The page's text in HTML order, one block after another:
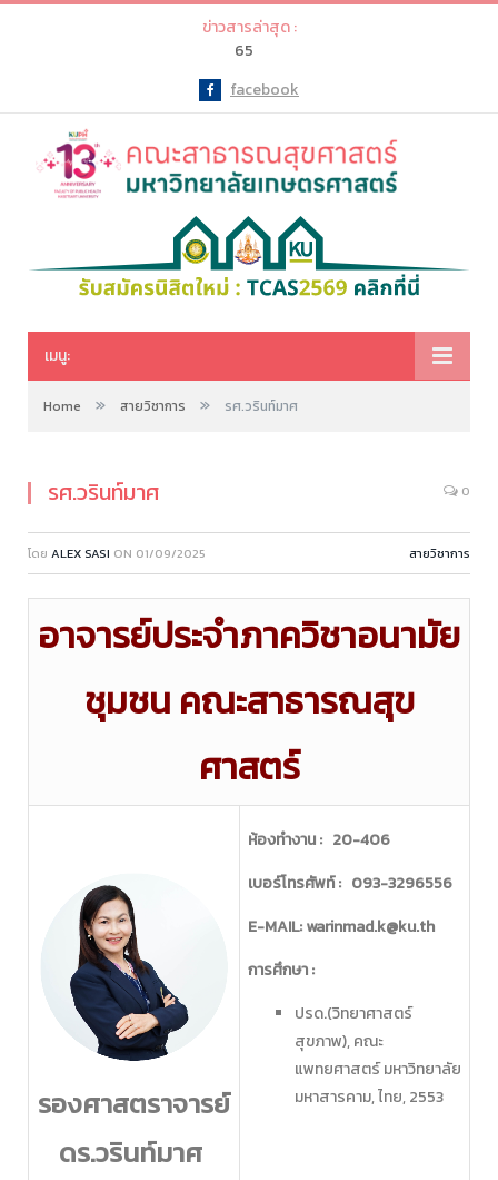
ข่าวสารล่าสุด :
65
Facebook
facebook
เมนู:
Home » สายวิชาการ » รศ.วรินท์มาศ
รศ.วรินท์มาศ 0
โดย ALEX SASI ON 01/09/2025 สายวิชาการ
อาจารย์ประจำภาควิชาอนามัย
ชุมชน คณะสาธารณสุข
ศาสตร์
รองศาสตราจารย์
ดร.วรินท์มาศ
ห้องทำงาน : 20-406
เบอร์โทรศัพท์ : 093-3296556
E-MAIL: warinmad.k@ku.th
การศึกษา :
ปรด.(วิทยาศาสตร์
สุขภาพ), คณะ
แพทยศาสตร์ มหาวิทยาลัย
มหาสารคาม, ไทย, 2553